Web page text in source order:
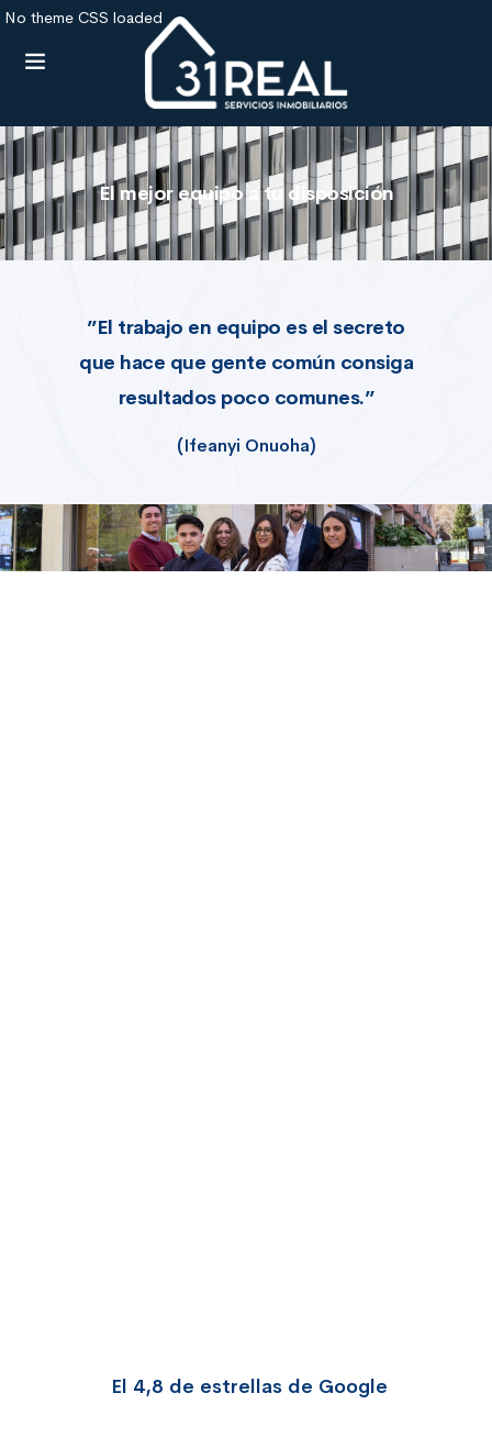
El mejor equipo a tu disposición
”El trabajo en equipo es el secreto
que hace que gente común consiga
resultados poco comunes.”
(Ifeanyi Onuoha)
El 4,8 de estrellas de Google
No theme CSS loaded